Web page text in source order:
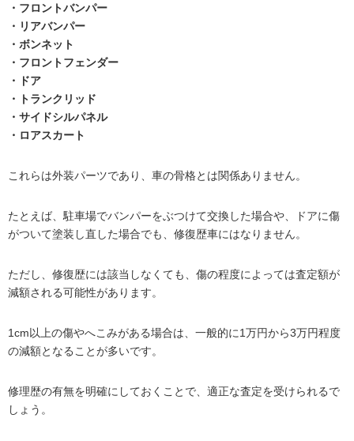
・フロントバンパー
・リアバンパー
・ボンネット
・フロントフェンダー
・ドア
・トランクリッド
・サイドシルパネル
・ロアスカート
これらは外装パーツであり、車の骨格とは関係ありません。
たとえば、駐車場でバンパーをぶつけて交換した場合や、ドアに傷
がついて塗装し直した場合でも、修復歴車にはなりません。
ただし、修復歴には該当しなくても、傷の程度によっては査定額が
減額される可能性があります。
1cm以上の傷やへこみがある場合は、一般的に1万円から3万円程度
の減額となることが多いです。
修理歴の有無を明確にしておくことで、適正な査定を受けられるで
しょう。